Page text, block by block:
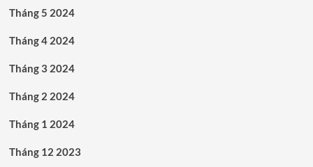
Tháng 5 2024
Tháng 4 2024
Tháng 3 2024
Tháng 2 2024
Tháng 1 2024
Tháng 12 2023